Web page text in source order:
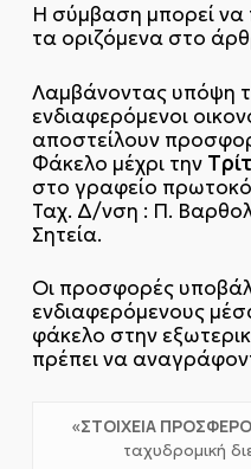
Η σύμβαση μπορεί
τα οριζόμενα στο
Λαμβάνοντας υπόψη
ενδιαφερόμενοι
αποστείλουν
Φάκελο μέχρι την
στο γραφείο
Ταχ. Δ/νση : Π.
Σητεία.
Οι προσφορές
ενδιαφερόμενους
φάκελο στην
πρέπει να
«ΣΤΟΙΧΕΙΑ
ταχυδρομική